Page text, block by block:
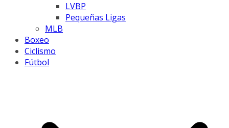
LVBP
Pequeñas Ligas
MLB
Boxeo
Ciclismo
Fútbol